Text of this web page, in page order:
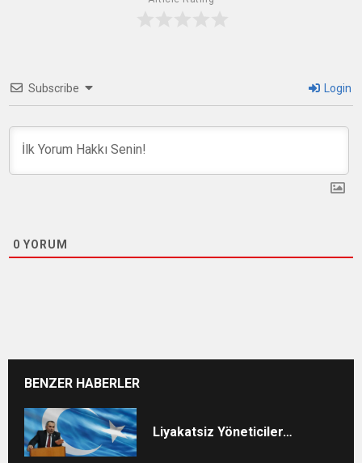
Subscribe Login
0 YORUM
BENZER HABERLER
Liyakatsiz Yöneticiler…